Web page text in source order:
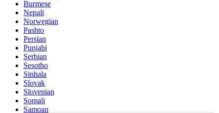
Burmese
Nepali
Norwegian
Pashto
Persian
Punjabi
Serbian
Sesotho
Sinhala
Slovak
Slovenian
Somali
Samoan